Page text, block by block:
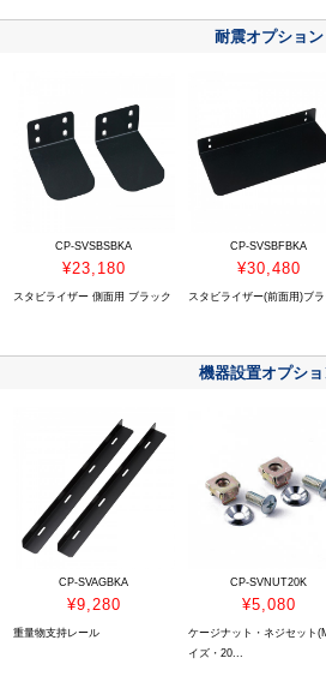
耐震オプション
CP-SVSBSBKA
¥23,180
スタビライザー 側面用 ブラック
CP-SVSBFBKA
¥30,480
スタビライザー(前面用)ブラ
機器設置オプショ
CP-SVAGBKA
¥9,280
重量物支持レール
CP-SVNUT20K
¥5,080
ケージナット・ネジセット
イズ・20...